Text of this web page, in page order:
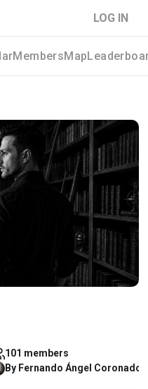
LOG IN
MembersMap
101 members
By Fernando Ángel Coronado